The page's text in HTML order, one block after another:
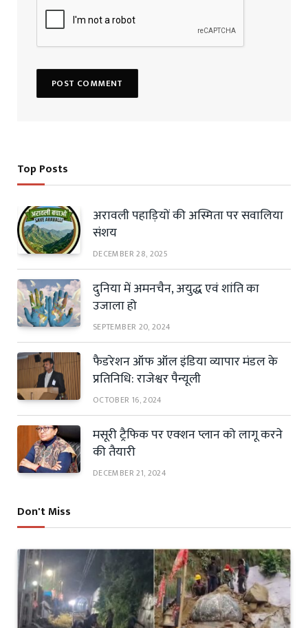
Top Posts
अरावली पहाड़ियों की अस्मिता पर सवालिया
संशय
DECEMBER 28, 2025
दुनिया में अमनचैन, अयुद्ध एवं शांति का
उजाला हो
SEPTEMBER 20, 2024
फैडरेशन ऑफ ऑल इंडिया व्यापार मंडल के
प्रतिनिधि: राजेश्वर पैन्यूली
OCTOBER 16, 2024
मसूरी ट्रैफिक पर एक्शन प्लान को लागू करने
की तैयारी
DECEMBER 21, 2024
Don't Miss